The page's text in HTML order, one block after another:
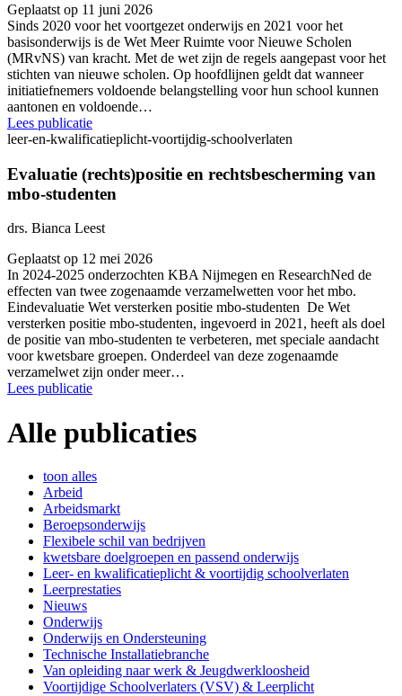
Geplaatst op 11 juni 2026
Sinds 2020 voor het voortgezet onderwijs en 2021 voor het
basisonderwijs is de Wet Meer Ruimte voor Nieuwe Scholen
(MRvNS) van kracht. Met de wet zijn de regels aangepast voor het
stichten van nieuwe scholen. Op hoofdlijnen geldt dat wanneer
initiatiefnemers voldoende belangstelling voor hun school kunnen
aantonen en voldoende…
Lees publicatie
leer-en-kwalificatieplicht-voortijdig-schoolverlaten
Evaluatie (rechts)positie en rechtsbescherming van
mbo-studenten
drs. Bianca Leest
Geplaatst op 12 mei 2026
In 2024-2025 onderzochten KBA Nijmegen en ResearchNed de
effecten van twee zogenaamde verzamelwetten voor het mbo.
Eindevaluatie Wet versterken positie mbo-studenten De Wet
versterken positie mbo-studenten, ingevoerd in 2021, heeft als doel
de positie van mbo-studenten te verbeteren, met speciale aandacht
voor kwetsbare groepen. Onderdeel van deze zogenaamde
verzamelwet zijn onder meer…
Lees publicatie
Alle publicaties
toon alles
Arbeid
Arbeidsmarkt
Beroepsonderwijs
Flexibele schil van bedrijven
kwetsbare doelgroepen en passend onderwijs
Leer- en kwalificatieplicht & voortijdig schoolverlaten
Leerprestaties
Nieuws
Onderwijs
Onderwijs en Ondersteuning
Technische Installatiebranche
Van opleiding naar werk & Jeugdwerkloosheid
Voortijdige Schoolverlaters (VSV) & Leerplicht